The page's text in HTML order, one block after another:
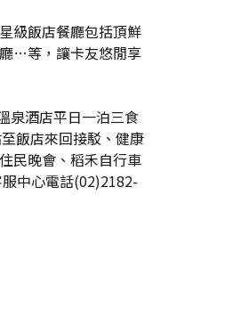
級飯店餐廳包括頂鮮
…等，讓卡友悠閒享
泉酒店平日一泊三食
飯店來回接駁、健康
民晚會、稻禾自行車
中心電話(02)2182-